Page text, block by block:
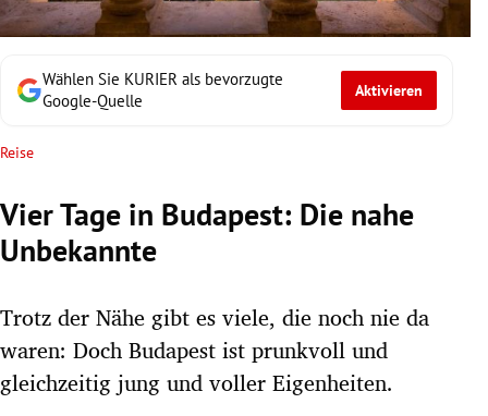
Untermenü
Untermenü
Untermenü
Untermenü
Untermenü
Untermenü
Wählen Sie KURIER als bevorzugte
Google-Quelle
Aktivieren
Reise
Vier Tage in Budapest: Die nahe
Unbekannte
Trotz der Nähe gibt es viele, die noch nie da
waren: Doch Budapest ist prunkvoll und
gleichzeitig jung und voller Eigenheiten.